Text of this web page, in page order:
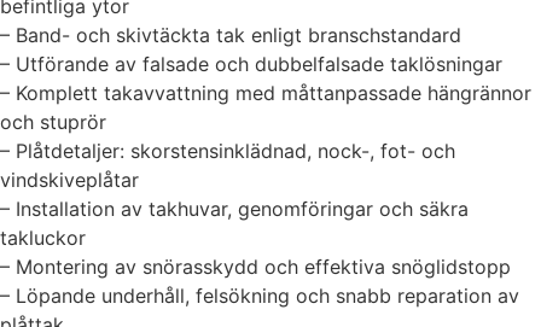
befintliga ytor
– Band- och skivtäckta tak enligt branschstandard
– Utförande av falsade och dubbelfalsade taklösningar
– Komplett takavvattning med måttanpassade hängrännor
och stuprör
– Plåtdetaljer: skorstensinklädnad, nock-, fot- och
vindskiveplåtar
– Installation av takhuvar, genomföringar och säkra
takluckor
– Montering av snörasskydd och effektiva snöglidstopp
– Löpande underhåll, felsökning och snabb reparation av